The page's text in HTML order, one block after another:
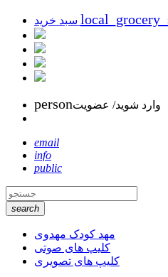
personوارد شوید/ عضویت
email
info
public
search
مهد کودک مهدوی
کلیپ های صوتی
کلیپ های تصویری